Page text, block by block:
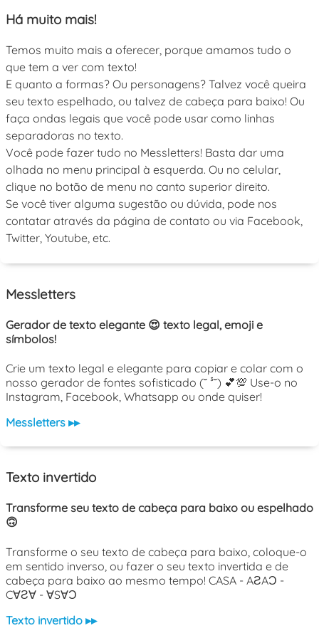
Há muito mais!
Temos muito mais a oferecer, porque amamos tudo o
que tem a ver com texto!
E quanto a formas? Ou personagens? Talvez você queira
seu texto espelhado, ou talvez de cabeça para baixo! Ou
faça ondas legais que você pode usar como linhas
separadoras no texto.
Você pode fazer tudo no Messletters! Basta dar uma
olhada no menu principal à esquerda. Ou no celular,
clique no botão de menu no canto superior direito.
Se você tiver alguma sugestão ou dúvida, pode nos
contatar através da página de contato ou via Facebook,
Twitter, Youtube, etc.
Messletters
Gerador de texto elegante 😍 texto legal, emoji e
símbolos!
Crie um texto legal e elegante para copiar e colar com o
nosso gerador de fontes sofisticado (˘ ³˘) 💕💯 Use-o no
Instagram, Facebook, Whatsapp ou onde quiser!
Messletters ▸▸
Texto invertido
Transforme seu texto de cabeça para baixo ou espelhado
🙃
Transforme o seu texto de cabeça para baixo, coloque-o
em sentido inverso, ou fazer o seu texto invertida e de
cabeça para baixo ao mesmo tempo! CASA - AƧAƆ -
C∀Ƨ∀ - ∀S∀Ɔ
Texto invertido ▸▸